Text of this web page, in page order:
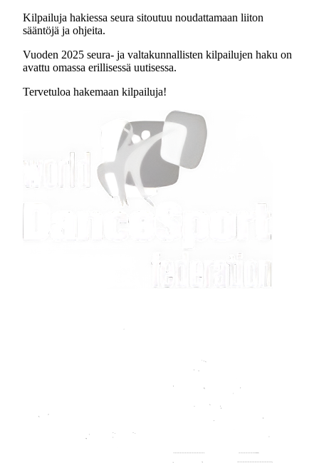
Kilpailuja hakiessa seura sitoutuu noudattamaan liiton
sääntöjä ja ohjeita.
Vuoden 2025 seura- ja valtakunnallisten kilpailujen haku on
avattu omassa erillisessä uutisessa.
Tervetuloa hakemaan kilpailuja!